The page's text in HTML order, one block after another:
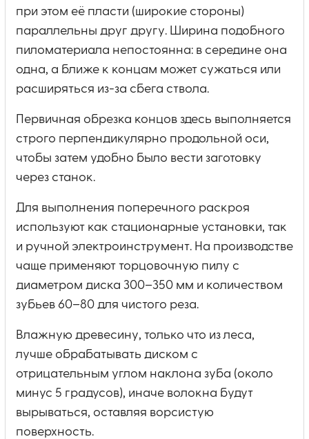
при этом её пласти (широкие стороны)
параллельны друг другу. Ширина подобного
пиломатериала непостоянна: в середине она
одна, а ближе к концам может сужаться или
расширяться из-за сбега ствола.
Первичная обрезка концов здесь выполняется
строго перпендикулярно продольной оси,
чтобы затем удобно было вести заготовку
через станок.
Для выполнения поперечного раскроя
используют как стационарные установки, так
и ручной электроинструмент. На производстве
чаще применяют торцовочную пилу с
диаметром диска 300–350 мм и количеством
зубьев 60–80 для чистого реза.
Влажную древесину, только что из леса,
лучше обрабатывать диском с
отрицательным углом наклона зуба (около
минус 5 градусов), иначе волокна будут
вырываться, оставляя ворсистую
поверхность.